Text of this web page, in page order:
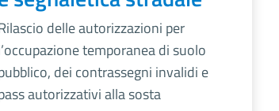
delle autorizzazioni per
temporanea di suolo
dei contrassegni invalidi e
autorizzativi alla sosta